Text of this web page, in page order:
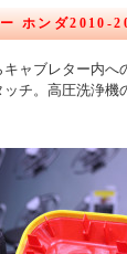
ホンダ2010-
ャブレター内へ
チ。高圧洗浄機